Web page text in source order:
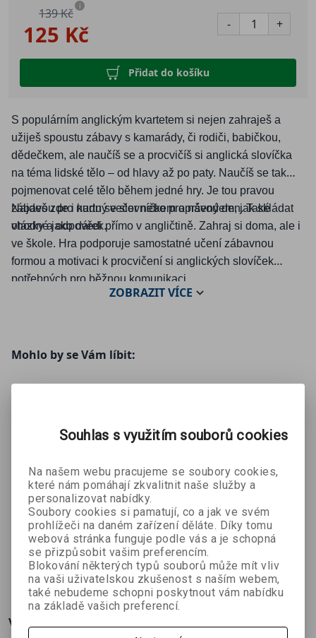
125 Kč
139 Kč i
- +
Přidat do košíku
S populárním anglickým kvartetem si nejen zahraješ a
užiješ spoustu zábavy s kamarády, či rodiči, babičkou,
dědečkem, ale naučíš se a procvičíš si anglická slovíčka
na téma lidské tělo – od hlavy až po paty. Naučíš se tak
pojmenovat celé tělo během jedné hry. Je tou pravou
zábavou pro nudný večer nebo propršený den. Také
vhodné jako dárek.
Najdeš zde i kartu se slovníčkem a návodem, jak skládat
otázky a odpovědi přímo v angličtině. Zahraj si doma, ale i
ve škole. Hra podporuje samostatné učení zábavnou
formou a motivaci k procvičení si anglických slovíček
potřebných pro běžnou komunikaci.
ZOBRAZITVÍCE
Mohlo by se Vám líbit:
Karty -
Slovácký
mariáš
jednohlavý
Hana
Albrechtová a
Olga Slívová
107 Kč 119 Kč
Prstové
malování -
Barvy
přírody
Věra
Šplíchalová
118 Kč 131 Kč
e Česko -
Shopping
Bronislav
Sobotka
269 Kč 299 Kč
Více o knize
Souhlas s využitím souborů cookies
Na našem webu pracujeme se soubory cookies,
které nám pomáhají zkvalitnit naše služby a
personalizovat nabídky.
Soubory cookies si pamatují, co a jak ve svém
prohlížeči na daném zařízení děláte. Díky tomu
webová stránka funguje podle vás a je schopná
se přizpůsobit vašim preferencím.
Blokování některých typů souborů může mít vliv
na vaši uživatelskou zkušenost s naším webem,
také nebudeme schopni poskytnout vám nabídku
na základě vašich preferencí.